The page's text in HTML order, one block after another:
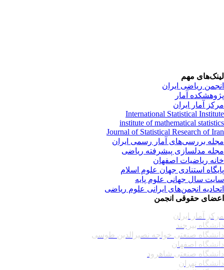
مهم
ریاضی ایران
آمار
آمار ایران
International Statistical
institute of mathematical
Journal of Statistical Research of
بررسی‌های آمار رسمی ایران
مدلسازی پیشرفته ریاضی
ریاضیات اصفهان
استنادی جهان علوم اسلام
سال جهانی علوم پایه
انجمن‌های ایرانی علوم ریاضی
حقوقی انجمن
آمار ایران
بیرجند
صنعتی خواجه نصیرالدین طوسی
اصفهان
صنعتی شاهرود
تهران